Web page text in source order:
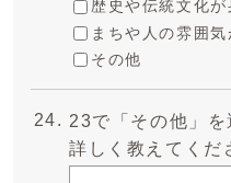
歴史や伝統文化が
まちや人の雰囲気
その他
23で「その他」を
詳しく教えてくだ